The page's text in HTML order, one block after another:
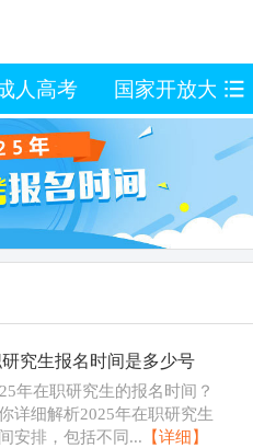
人高考 国家开放大学
研究生报名时间是多少号
年在职研究生的报名时间？
详细解析2025年在职研究生
安排，包括不同... 【详细】